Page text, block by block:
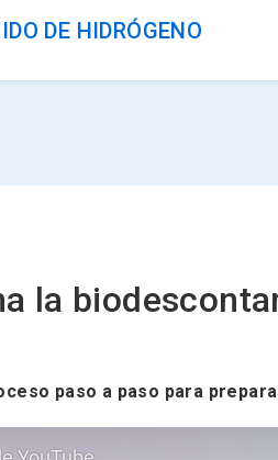
DE HIDRÓGENO
la
paso a paso para